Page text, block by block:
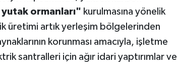
ormanları" kurulmasına yönelik
üretimi artık yerleşim bölgelerinden
korunması amacıyla, işletme
santralleri için ağır idari yaptırımlar ve